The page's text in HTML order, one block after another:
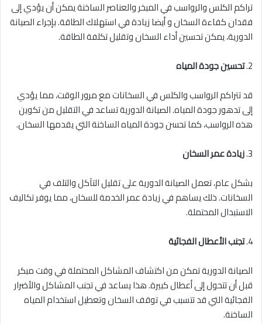
تراكم الكلس والرواسب في المبخر والعناصر الساخنة يمكن أن يؤدي إلى
فقدان كفاءة السخان و أيضا زيادة في استهلاك الطاقة. بإجراء الصيانة
الدورية، يمكن تحسين أداء السخان وتقليل تكلفة الطاقة.
2. تحسين جودة المياه
قد تتراكم الرواسب والكلس في السخانات مع مرور الوقت، مما يؤدي
إلى تدهور جودة المياه. الصيانة الدورية تساعد في التقليل من تكوين
هذه الرواسب، كما تحسن جودة المياه الساخنة التي يقدمها السخان.
3. زيادة عمر السخان
بشكل عام، تعمل الصيانة الدورية على تقليل التآكل والتلف في
السخانات. ذلك يساهم في زيادة عمر الخدمة للسخان، مما يوفر تكاليف
الاستبدال المحتملة.
4. تجنب الأعطال الفجائية
الصيانة الدورية تمكن من اكتشاف المشاكل المحتملة في وقت مبكر
قبل أن تتحول إلى أعطال كبيرة. هذا يساعد في تجنب المشاكل والأضرار
الفجائية التي قد تتسبب في توقف السخان وتعطيل استخدام المياه
الساخنة.